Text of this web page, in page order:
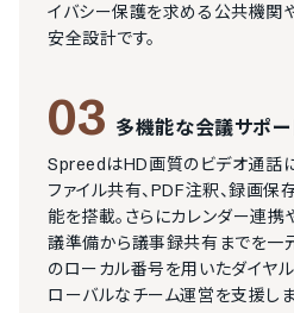
イバシー保護を求める公共機関
安全設計です。
03 多機能な会議サポ
SpreedはHD画質のビデオ通話に
ファイル共有、PDF注釈、録画
能を搭載。さらにカレンダー連携
議準備から議事録共有までを一
のローカル番号を用いたダイヤル
ローバルなチーム運営を支援しま